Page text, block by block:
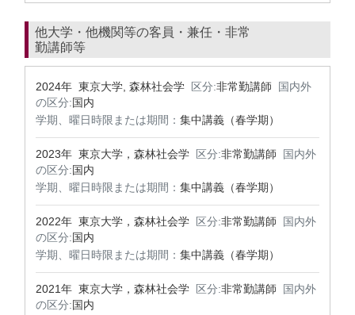
他大学・他機関等の客員・兼任・非常
勤講師等
2024年 東京大学, 森林社会学 区分:非常勤講師
国内外
の区分:国内
学期、曜日時限または期間： 集中講義（春学期）
2023年 東京大学，森林社会学 区分:非常勤講師
国内外
の区分:国内
学期、曜日時限または期間： 集中講義（春学期）
2022年 東京大学，森林社会学 区分:非常勤講師
国内外
の区分:国内
学期、曜日時限または期間： 集中講義（春学期）
2021年 東京大学，森林社会学 区分:非常勤講師
国内外
の区分:国内